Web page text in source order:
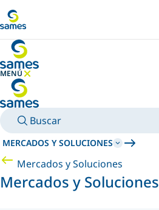
MENÚ
OCULTAR MENÚ
Buscar
MERCADOS Y SOLUCIONES
Mercados y Soluciones
Mercados y Soluciones